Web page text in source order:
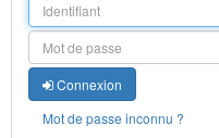
Connexion
Mot de passe inconnu ?